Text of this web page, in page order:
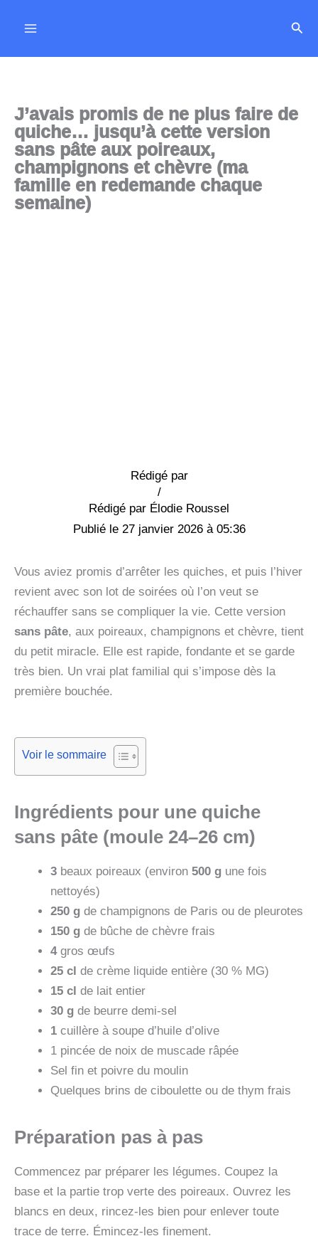
J’avais promis de ne plus faire de
quiche… jusqu’à cette version
sans pâte aux poireaux,
champignons et chèvre (ma
famille en redemande chaque
semaine)
Rédigé par
Élodie Roussel
/
27 janvier 2026 à 05:36
Vous aviez promis d’arrêter les quiches, et puis l’hiver
revient avec son lot de soirées où l’on veut se
réchauffer sans se compliquer la vie. Cette version
sans pâte, aux poireaux, champignons et chèvre, tient
du petit miracle. Elle est rapide, fondante et se garde
très bien. Un vrai plat familial qui s’impose dès la
première bouchée.
Voir le sommaire
Ingrédients pour une quiche
sans pâte (moule 24–26 cm)
3 beaux poireaux (environ 500 g une fois
nettoyés)
250 g de champignons de Paris ou de pleurotes
150 g de bûche de chèvre frais
4gros œufs
25 cl de crème liquide entière (30 % MG)
15 cl de lait entier
30 g de beurre demi-sel
1 cuillère à soupe d’huile d’olive
1 pincée de noix de muscade râpée
Sel fin et poivre du moulin
Quelques brins de ciboulette ou de thym frais
Préparation pas à pas
Commencez par préparer les légumes. Coupez la
base et la partie trop verte des poireaux. Ouvrez les
blancs en deux, rincez-les bien pour enlever toute
trace de terre. Émincez-les finement.